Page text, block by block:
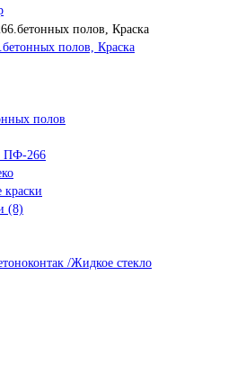
полов, Краска
полов
ПФ-266
(8)
/Жидкое стекло